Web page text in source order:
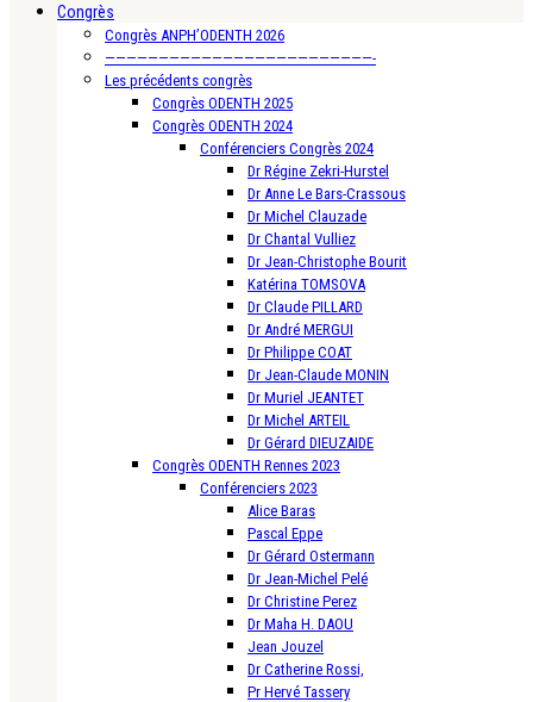
Congrès
Congrès ANPH’ODENTH 2026
—————————————————————————-
Les précédents congrès
Congrès ODENTH 2025
Congrès ODENTH 2024
Conférenciers Congrès 2024
Dr Régine Zekri-Hurstel
Dr Anne Le Bars-Crassous
Dr Michel Clauzade
Dr Chantal Vulliez
Dr Jean-Christophe Bourit
Katérina TOMSOVA
Dr Claude PILLARD
Dr André MERGUI
Dr Philippe COAT
Dr Jean-Claude MONIN
Dr Muriel JEANTET
Dr Michel ARTEIL
Dr Gérard DIEUZAIDE
Congrès ODENTH Rennes 2023
Conférenciers 2023
Alice Baras
Pascal Eppe
Dr Gérard Ostermann
Dr Jean-Michel Pelé
Dr Christine Perez
Dr Maha H. DAOU
Jean Jouzel
Dr Catherine Rossi,
Pr Hervé Tassery